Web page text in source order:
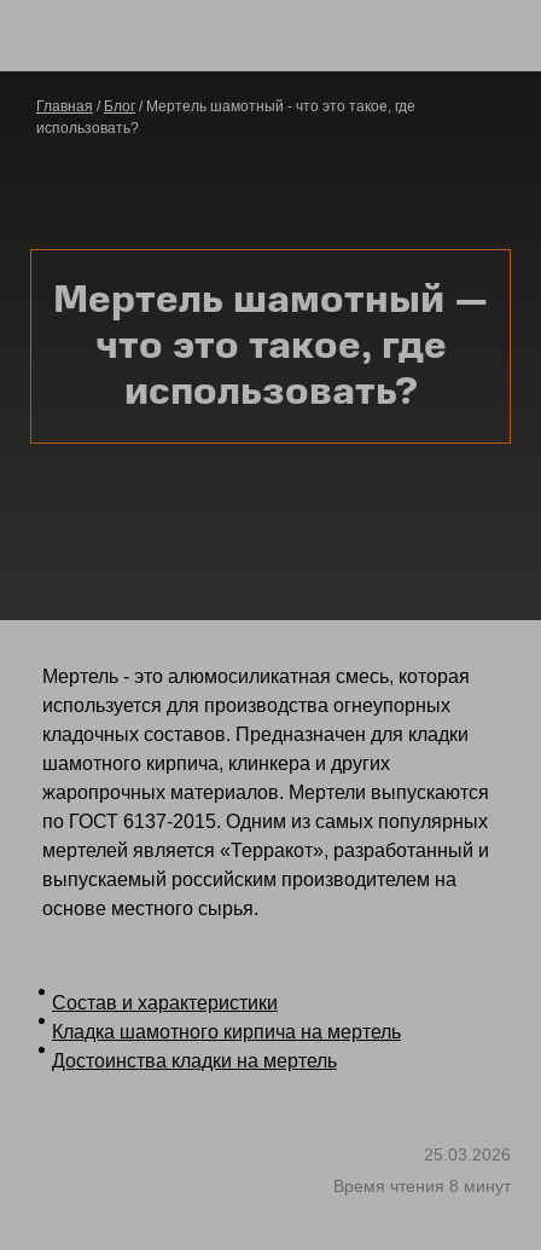
Мертель шамотный —
что это такое, где
использовать?
Главная / Блог / Мертель шамотный - что это такое, где
использовать?
Мертель - это алюмосиликатная смесь, которая
используется для производства огнеупорных
кладочных составов. Предназначен для кладки
шамотного кирпича, клинкера и других
жаропрочных материалов. Мертели выпускаются
по ГОСТ 6137-2015. Одним из самых популярных
мертелей является «Терракот», разработанный и
выпускаемый российским производителем на
основе местного сырья.
Состав и характеристики
Кладка шамотного кирпича на мертель
Достоинства кладки на мертель
25.03.2026
Время чтения 8 минут